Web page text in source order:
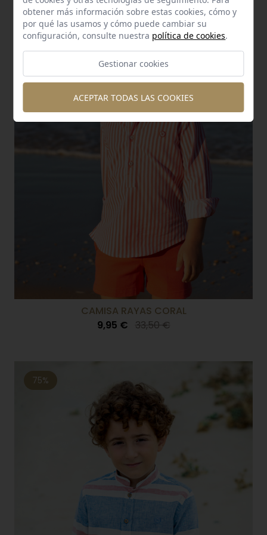
CAMISA RAYAS CORAL
9,95 € 33,50 €
75%
obtener más información sobre estas cookies, cómo y
por qué las usamos y cómo puede cambiar su
configuración, consulte nuestra política de cookies.
Gestionar cookies
ACEPTAR TODAS LAS COOKIES